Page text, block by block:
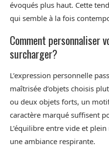
évoqués plus haut. Cette
qui semble à la fois
Comment personnaliser
surcharger?
L’expression personnelle
maîtrisée d’objets choisis
ou deux objets forts, un
caractère marqué suffisent
L’équilibre entre vide et
une ambiance respirante.